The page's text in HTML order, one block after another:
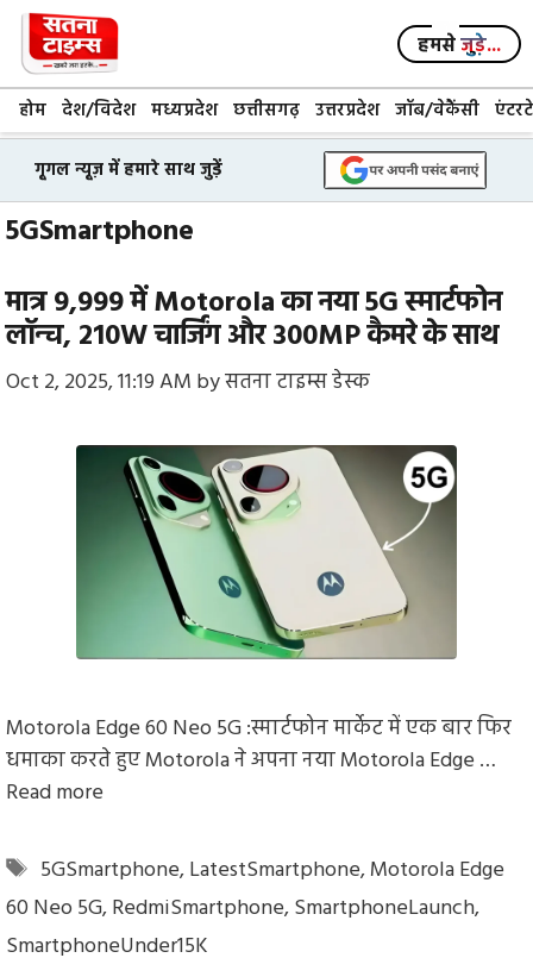
Skip
content
हमसेजुड़े...
होम देश/विदेश मध्यप्रदेश छत्तीसगढ़ उत्तरप्रदेश जॉब/वेकैंसी
गूगल न्यूज़ में हमारे साथ जुड़ें
5GSmartphone
मात्र 9,999 में Motorola का नया 5G स्मार्टफोन
लॉन्च, 210W चार्जिंग और 300MP कैमरे के साथ
Oct 2, 2025, 11:19 AM byसतना टाइम्स डेस्क
Motorola Edge 60 Neo 5G :स्मार्टफोन मार्केट में एक बार फिर
धमाका करते हुए Motorola ने अपना नया Motorola Edge …
Read more
Tags
5GSmartphone,LatestSmartphone,Motorola Edge
60 Neo 5G,RedmiSmartphone,SmartphoneLaunch,
SmartphoneUnder15K